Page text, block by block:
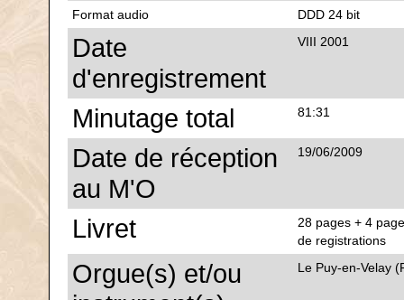
Format audio
DDD 24 bit
Date
d'enregistrement
VIII 2001
Minutage total 81:31
Date de réception
au M'O
19/06/2009
Livret
28 pages + 4
de registrations
Orgue(s) et/ou
Le Puy-en-Velay